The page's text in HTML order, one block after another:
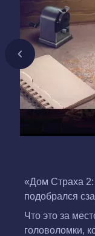
«Дом Страха 2:
подобрался
Что это за
головоломки,